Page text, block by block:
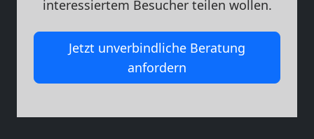
interessiertem Besucher teilen wollen.
Jetzt unverbindliche Beratung
anfordern